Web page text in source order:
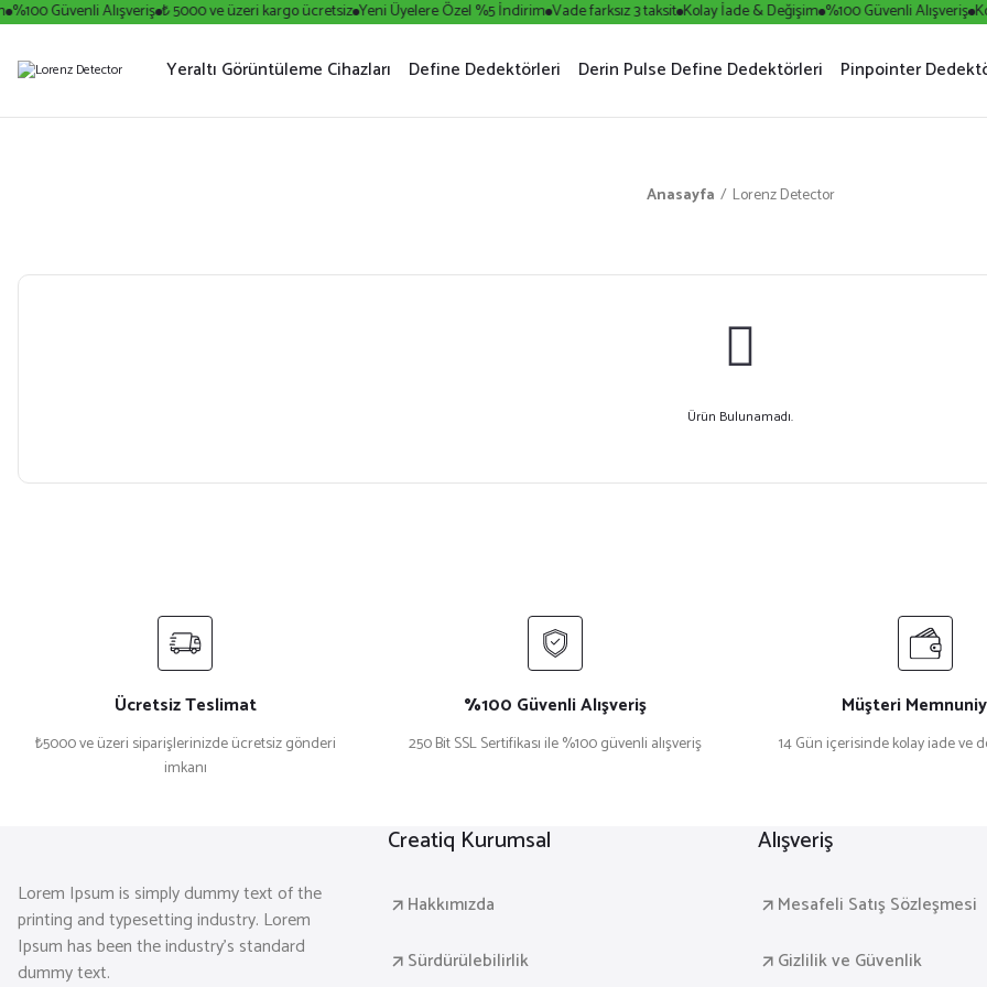
%100 Güvenli Alışveriş ₺ 5000 ve üzeri kargo ücretsiz Yeni Üyelere Özel %5 İndirim Vade farksız 3 taksit Kolay İade & Değişim %100 Güvenli Alışveriş
Yeraltı Görüntüleme Cihazları Define Dedektörleri Derin Pulse Define Dedektörleri Pinpointer
Anasayfa Lorenz Detector
Ürün Bulunamadı.
Ücretsiz Teslimat
₺5000 ve üzeri siparişlerinizde ücretsiz gönderi
imkanı
%100 Güvenli Alışveriş
250 Bit SSL Sertifikası ile %100 güvenli alışveriş
Müşteri
14 Gün içerisinde kolay iade ve
Lorem Ipsum is simply dummy text of the
printing and typesetting industry. Lorem
Ipsum has been the industry's standard
dummy text.
Creatiq Kurumsal
Hakkımızda
Sürdürülebilirlik
Alışveriş
Mesafeli Satış Sözleşmesi
Gizlilik ve Güvenlik